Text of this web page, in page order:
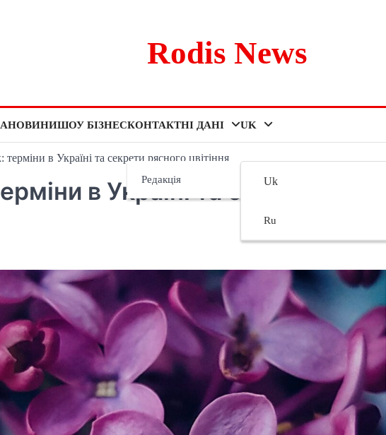
Rodis News
НОВИНИШОУ БІЗНЕСКОНТАКТНІ ДАНІ
Редакція
UK
Uk
Ru
терміни в Україні та секрети рясного цвітіння
в Україні та секрети